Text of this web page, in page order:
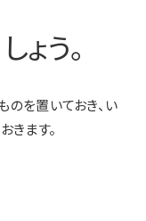
う。
を置いておき、い
きます。